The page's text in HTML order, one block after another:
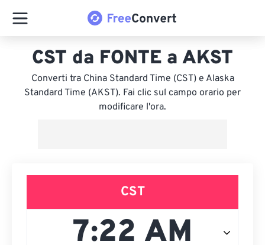
CST da FONTE a AKST
Converti tra China Standard Time (CST) e Alaska
Standard Time (AKST). Fai clic sul campo orario per
modificare l'ora.
CST